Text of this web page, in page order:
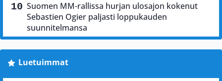
Suomen MM-rallissa hurjan ulosajon kokenut
Sebastien Ogier paljasti loppukauden
suunnitelmansa
Luetuimmat